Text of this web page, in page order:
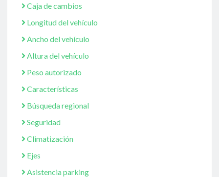
Caja de cambios
Longitud del vehículo
Ancho del vehículo
Altura del vehículo
Peso autorizado
Características
Búsqueda regional
Seguridad
Climatización
Ejes
Asistencia parking